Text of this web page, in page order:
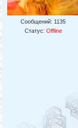
Сообщений: 1135
Статус: Offline